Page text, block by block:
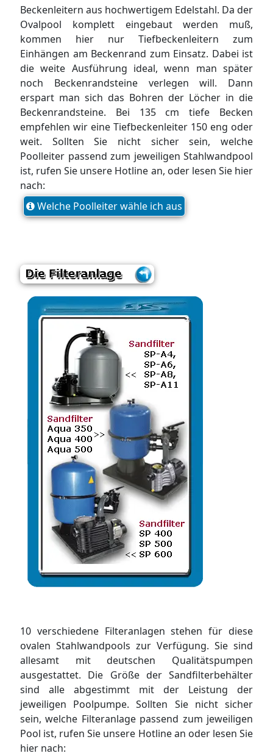
Beckenleitern aus hochwertigem Edelstahl. Da der
Ovalpool komplett eingebaut werden muß,
kommen hier nur Tiefbeckenleitern zum
Einhängen am Beckenrand zum Einsatz. Dabei ist
die weite Ausführung ideal, wenn man später
noch Beckenrandsteine verlegen will. Dann
erspart man sich das Bohren der Löcher in die
Beckenrandsteine. Bei 135 cm tiefe Becken
empfehlen wir eine Tiefbeckenleiter 150 eng oder
weit. Sollten Sie nicht sicher sein, welche
Poolleiter passend zum jeweiligen Stahlwandpool
ist, rufen Sie unsere Hotline an, oder lesen Sie hier
nach:
Welche Poolleiter wähle ich aus
10 verschiedene Filteranlagen stehen für diese
ovalen Stahlwandpools zur Verfügung. Sie sind
allesamt mit deutschen Qualitätspumpen
ausgestattet. Die Größe der Sandfilterbehälter
sind alle abgestimmt mit der Leistung der
jeweiligen Poolpumpe. Sollten Sie nicht sicher
sein, welche Filteranlage passend zum jeweiligen
Pool ist, rufen Sie unsere Hotline an oder lesen Sie
hier nach: